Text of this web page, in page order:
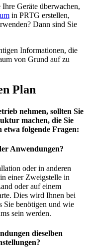
Geräte überwachen,
in PRTG erstellen,
Dann sind Sie
Informationen, die
von Grund auf zu
Plan
nehmen, sollten Sie
machen, die Sie
etwa folgende Fragen:
Anwendungen?
oder in anderen
einer Zweigstelle in
oder auf einem
Dies wird Ihnen bei
Sie benötigen und wie
sein werden.
dieselben